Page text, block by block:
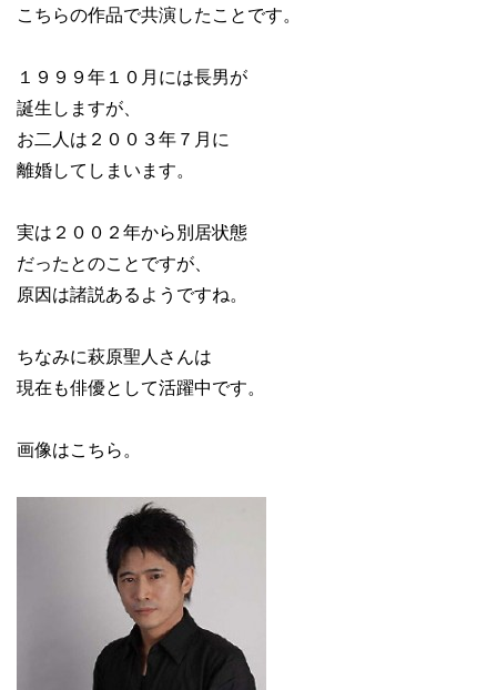
こちらの作品で共演したことです。
１９９９年１０月には長男が
誕生しますが、
お二人は２００３年７月に
離婚してしまいます。
実は２００２年から別居状態
だったとのことですが、
原因は諸説あるようですね。
ちなみに萩原聖人さんは
現在も俳優として活躍中です。
画像はこちら。